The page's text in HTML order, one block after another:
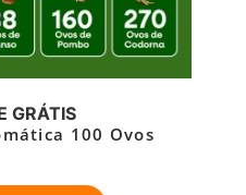
GRÁTIS
100 Ovos